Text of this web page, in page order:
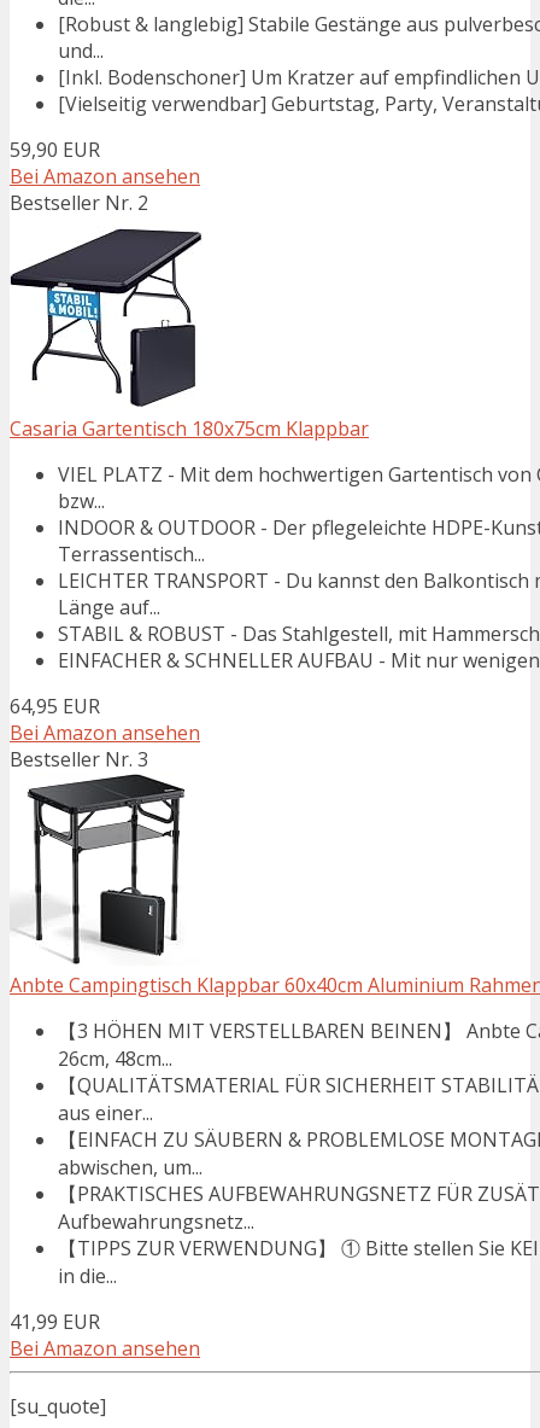
[Robust & langlebig] Stabile Gestänge aus
und...
[Inkl. Bodenschoner] Um Kratzer auf empfindlichen
[Vielseitig verwendbar] Geburtstag, Party,
59,90 EUR
Bei Amazon ansehen
Bestseller Nr. 2
Casaria Gartentisch 180x75cm Klappbar
VIEL PLATZ - Mit dem hochwertigen Gartentisch
bzw...
INDOOR & OUTDOOR - Der pflegeleichte HDPE-
Terrassentisch...
LEICHTER TRANSPORT - Du kannst den
Länge auf...
STABIL & ROBUST - Das Stahlgestell, mit
EINFACHER & SCHNELLER AUFBAU - Mit nur
64,95 EUR
Bei Amazon ansehen
Bestseller Nr. 3
Anbte Campingtisch Klappbar 60x40cm Aluminium
【3 HÖHEN MIT VERSTELLBAREN BEINEN】
26cm, 48cm...
【QUALITÄTSMATERIAL FÜR SICHERHEIT
aus einer...
【EINFACH ZU SÄUBERN & PROBLEMLOSE
abwischen, um...
【PRAKTISCHES AUFBEWAHRUNGSNETZ FÜR
Aufbewahrungsnetz...
【TIPPS ZUR VERWENDUNG】 ① Bitte stellen Sie
in die...
41,99 EUR
Bei Amazon ansehen
[su_quote]